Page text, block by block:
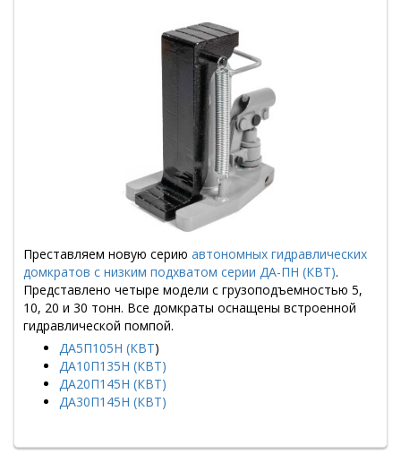
Преставляем новую серию автономных гидравлических
домкратов с низким подхватом серии ДА-ПН (КВТ).
Представлено четыре модели с грузоподъемностью 5,
10, 20 и 30 тонн. Все домкраты оснащены встроенной
гидравлической помпой.
ДА5П105Н (КВТ)
ДА10П135Н (КВТ)
ДА20П145Н (КВТ)
ДА30П145Н (КВТ)